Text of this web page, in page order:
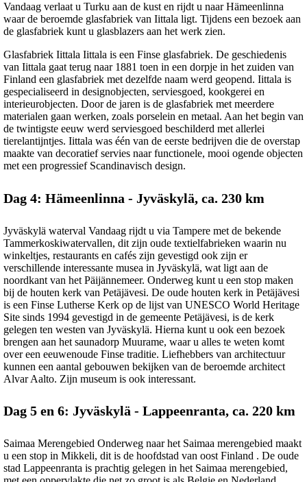
Vandaag verlaat u Turku aan de kust en rijdt u naar Hämeenlinna
waar de beroemde glasfabriek van Iittala ligt. Tijdens een bezoek aan
de glasfabriek kunt u glasblazers aan het werk zien.
Glasfabriek Iittala Iittala is een Finse glasfabriek. De geschiedenis
van Iittala gaat terug naar 1881 toen in een dorpje in het zuiden van
Finland een glasfabriek met dezelfde naam werd geopend. Iittala is
gespecialiseerd in designobjecten, serviesgoed, kookgerei en
interieurobjecten. Door de jaren is de glasfabriek met meerdere
materialen gaan werken, zoals porselein en metaal. Aan het begin van
de twintigste eeuw werd serviesgoed beschilderd met allerlei
tierelantijntjes. Iittala was één van de eerste bedrijven die de overstap
maakte van decoratief servies naar functionele, mooi ogende objecten
met een progressief Scandinavisch design.
Dag 4: Hämeenlinna - Jyväskylä, ca. 230 km
Jyväskylä waterval Vandaag rijdt u via Tampere met de bekende
Tammerkoskiwatervallen, dit zijn oude textielfabrieken waarin nu
winkeltjes, restaurants en cafés zijn gevestigd ook zijn er
verschillende interessante musea in Jyväskylä, wat ligt aan de
noordkant van het Päijännemeer. Onderweg kunt u een stop maken
bij de houten kerk van Petäjävesi. De oude houten kerk in Petäjävesi
is een Finse Lutherse Kerk op de lijst van UNESCO World Heritage
Site sinds 1994 gevestigd in de gemeente Petäjävesi, is de kerk
gelegen ten westen van Jyväskylä. Hierna kunt u ook een bezoek
brengen aan het saunadorp Muurame, waar u alles te weten komt
over een eeuwenoude Finse traditie. Liefhebbers van architectuur
kunnen een aantal gebouwen bekijken van de beroemde architect
Alvar Aalto. Zijn museum is ook interessant.
Dag 5 en 6: Jyväskylä - Lappeenranta, ca. 220 km
Saimaa Merengebied Onderweg naar het Saimaa merengebied maakt
u een stop in Mikkeli, dit is de hoofdstad van oost Finland . De oude
stad Lappeenranta is prachtig gelegen in het Saimaa merengebied,